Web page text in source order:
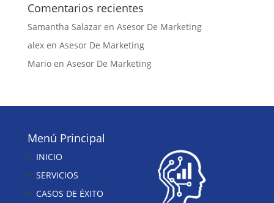
Comentarios recientes
Samantha Salazaren Asesor De Marketing
alexen Asesor De Marketing
Marioen Asesor De Marketing
Menú Principal
INICIO
SERVICIOS
CASOS DE ÉXITO